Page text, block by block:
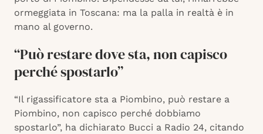
ormeggiata in Toscana: ma la palla in realtà è in
mano al governo.
“Può restare dove sta, non capisco
perché spostarlo”
“Il rigassificatore sta a Piombino, può restare a
Piombino, non capisco perché dobbiamo
spostarlo”, ha dichiarato Bucci a Radio 24, citando